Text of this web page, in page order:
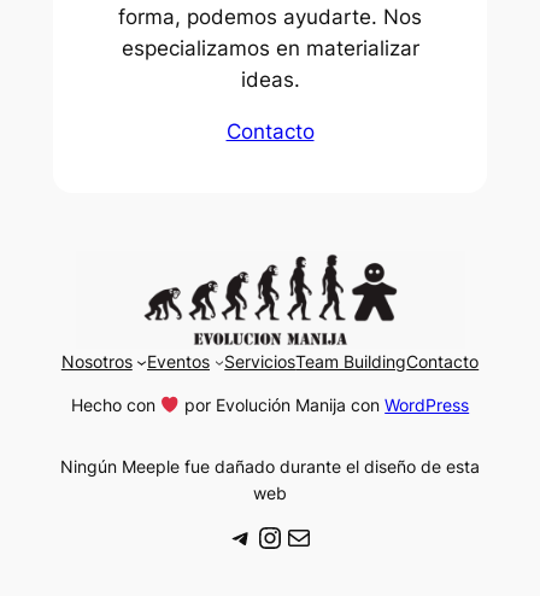
forma, podemos ayudarte. Nos
especializamos en materializar
ideas.
Contacto
Nosotros Eventos ServiciosTeam BuildingContacto
Hecho con por Evolución Manija conWordPress
Ningún Meeple fue dañado durante el diseño de esta
web
https://t.me/
https://